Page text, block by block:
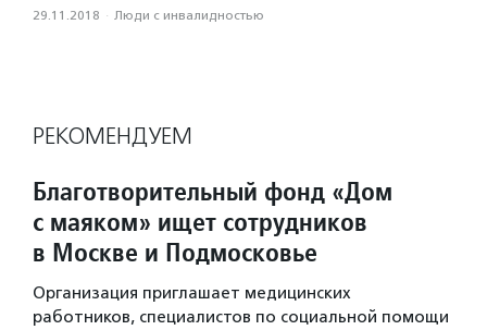
29.11.2018 · Люди с инвалидностью
РЕКОМЕНДУЕМ
Благотворительный фонд «Дом
с маяком» ищет сотрудников
в Москве и Подмосковье
Организация приглашает медицинских
работников, специалистов по социальной помощи